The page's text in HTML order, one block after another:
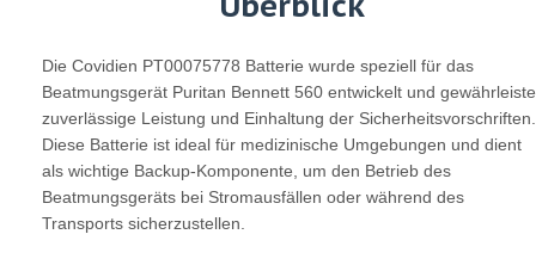
Die Covidien PT00075778 Batterie wurde speziell für das
Beatmungsgerät Puritan Bennett 560 entwickelt und
zuverlässige Leistung und Einhaltung der Sicherheitsvorschriften.
Diese Batterie ist ideal für medizinische Umgebungen und dient
als wichtige Backup-Komponente, um den Betrieb des
Beatmungsgeräts bei Stromausfällen oder während des
Transports sicherzustellen.